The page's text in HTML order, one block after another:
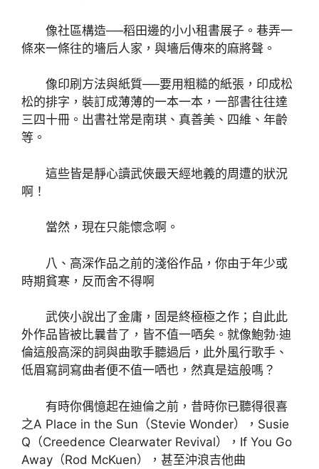
像社區構造──稻田邊的小小租書展子。巷弄一
條來一條往的墻后人家，與墻后傳來的麻將聲。
像印刷方法與紙質──要用粗糙的紙張，印成松
松的排字，裝訂成薄薄的一本一本，一部書往往達
三四十冊。出書社常是南琪、真善美、四維、年齡
等。
這些皆是靜心讀武俠最天經地義的周遭的狀況
啊！
當然，現在只能懷念啊。
八、高深作品之前的淺俗作品，你由于年少或
時期貧寒，反而舍不得啊
武俠小說出了金庸，固是終極極之作；自此此
外作品皆被比曩昔了，皆不值一哂矣。就像鮑勃·迪
倫這般高深的詞與曲歌手聽過后，此外風行歌手、
低眉寫詞寫曲者便不值一哂也，然真是這般嗎？
有時你偶憶起在迪倫之前，昔時你已聽得很喜
之A Place in the Sun（Stevie Wonder），Susie
Q（Creedence Clearwater Revival），If You Go
Away（Rod McKuen），甚至沖浪吉他曲